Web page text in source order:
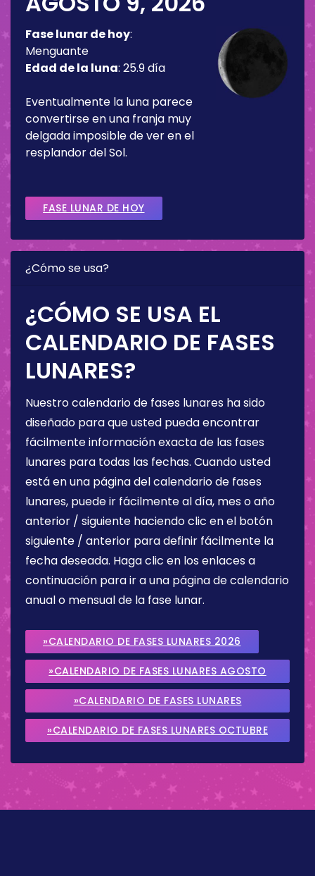
Fase lunar de hoy:
Menguante
Edad de la luna: 25.9 día
Eventualmente la luna parece
convertirse en una franja muy
delgada imposible de ver en el
resplandor del Sol.
FASE LUNAR DE HOY
¿Cómo se usa?
¿CÓMO SE USA EL
CALENDARIO DE FASES
LUNARES?
Nuestro calendario de fases lunares ha sido
diseñado para que usted pueda encontrar
fácilmente información exacta de las fases
lunares para todas las fechas. Cuando usted
está en una página del calendario de fases
lunares, puede ir fácilmente al día, mes o año
anterior / siguiente haciendo clic en el botón
siguiente / anterior para definir fácilmente la
fecha deseada. Haga clic en los enlaces a
continuación para ir a una página de calendario
anual o mensual de la fase lunar.
»CALENDARIO DE FASES LUNARES 2026
»CALENDARIO DE FASES LUNARES AGOSTO
2026
»CALENDARIO DE FASES LUNARES
SEPTIEMBRE 2026
»CALENDARIO DE FASES LUNARES OCTUBRE